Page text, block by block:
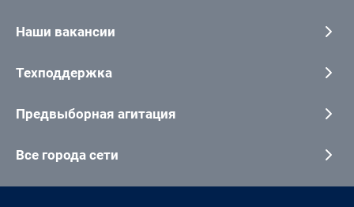
Наши вакансии
Техподдержка
Предвыборная агитация
Все города сети